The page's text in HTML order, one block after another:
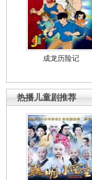
成龙历险记
热播儿童剧推荐